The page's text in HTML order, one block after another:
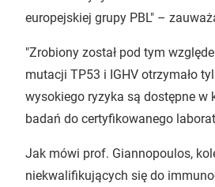
europejskiej grupy PBL" –
"Zrobiony został pod tym
mutacji TP53 i IGHV otrzymało
wysokiego ryzyka są dostępne w
badań do certyfikowanego
Jak mówi prof. Giannopoulos,
niekwalifikujących się do